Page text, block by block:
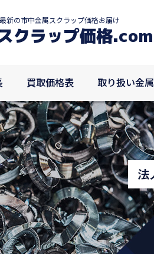
買取価格表 取り扱い金属
最新の市中金属スクラップ価格お届け
クラップ価格.com
買取価格表 取り扱い金属